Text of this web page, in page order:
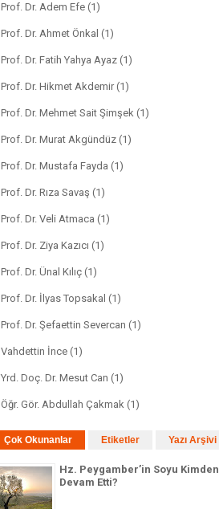
Prof. Dr. Adem Efe (1)
Prof. Dr. Ahmet Önkal (1)
Prof. Dr. Fatih Yahya Ayaz (1)
Prof. Dr. Hikmet Akdemir (1)
Prof. Dr. Mehmet Sait Şimşek (1)
Prof. Dr. Murat Akgündüz (1)
Prof. Dr. Mustafa Fayda (1)
Prof. Dr. Rıza Savaş (1)
Prof. Dr. Veli Atmaca (1)
Prof. Dr. Ziya Kazıcı (1)
Prof. Dr. Ünal Kılıç (1)
Prof. Dr. İlyas Topsakal (1)
Prof. Dr. Şefaettin Severcan (1)
Vahdettin İnce (1)
Yrd. Doç. Dr. Mesut Can (1)
Öğr. Gör. Abdullah Çakmak (1)
Çok Okunanlar Etiketler Yazı Arşivi
Hz. Peygamber’in Soyu Kimden
Devam Etti?